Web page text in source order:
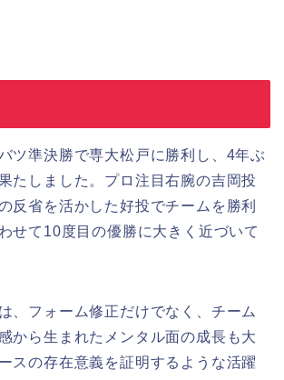
ツ準決勝で専大松戸に勝利し、4年ぶ
たしました。プロ注目右腕の吉岡投
反省を活かした好投でチームを勝利
せて10度目の優勝に大きく近づいて
、フォーム修正だけでなく、チーム
から生まれたメンタル面の成長も大
スの存在意義を証明するような活躍